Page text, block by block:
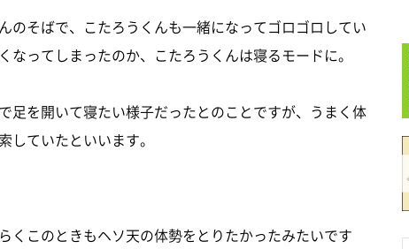
のそばで、こたろうくんも一緒になってゴロゴロしてい
ってしまったのか、こたろうくんは寝るモードに。
足を開いて寝たい様子だったとのことですが、うまく体
ていたといいます。
くこのときもヘソ天の体勢をとりたかったみたいです